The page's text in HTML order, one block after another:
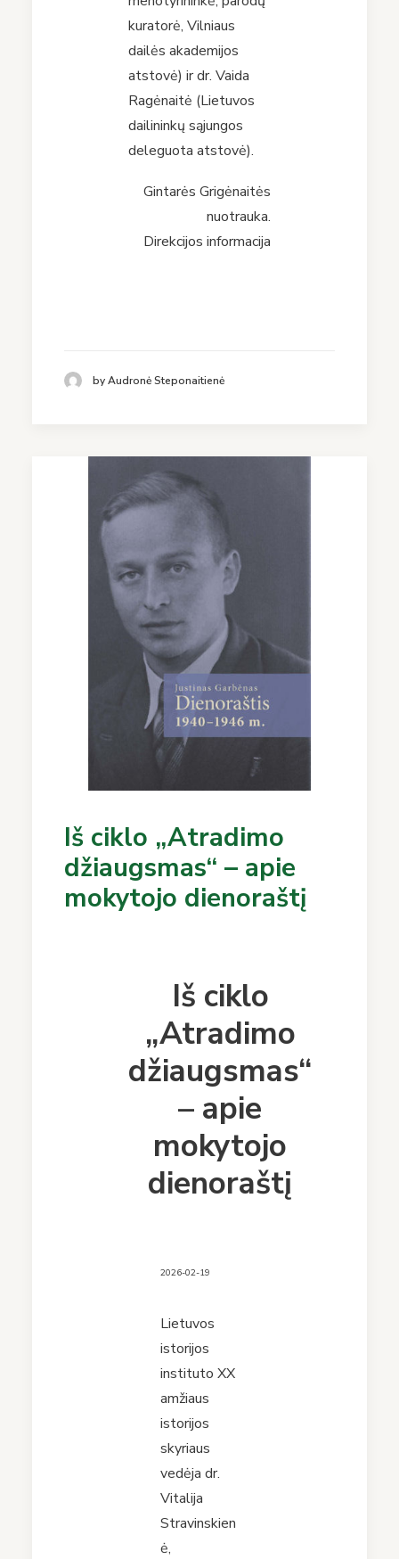
kuratorė, Vilniaus
dailės akademijos
atstovė) ir dr. Vaida
Ragėnaitė (Lietuvos
dailininkų sąjungos
deleguota atstovė).
Gintarės Grigėnaitės
nuotrauka.
Direkcijos informacija
by Audronė Steponaitienė
Iš ciklo „Atradimo
džiaugsmas“ – apie
mokytojo dienoraštį
Iš ciklo
„Atradimo
džiaugsmas“
– apie
mokytojo
dienoraštį
2026-02-19
Lietuvos
istorijos
instituto XX
amžiaus
istorijos
skyriaus
vedėja dr.
Vitalija
Stravinskien
ė,